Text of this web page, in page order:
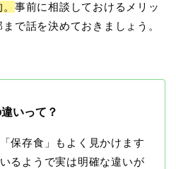
事前に相談しておけるメリッ
で話を決めておきましょう。
いって？
保存食」もよく見かけます
るようで実は明確な違いが